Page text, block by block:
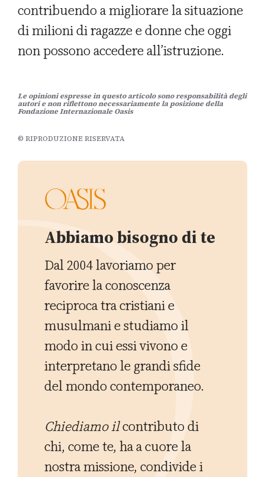
contribuendo a migliorare la situazione
di milioni di ragazze e donne che oggi
non possono accedere all’istruzione.
Le opinioni espresse in questo articolo sono responsabilità degli
autori e non riflettono necessariamente la posizione della
Fondazione Internazionale Oasis
© RIPRODUZIONE RISERVATA
Abbiamo bisogno di te
Dal 2004 lavoriamo per
favorire la conoscenza
reciproca tra cristiani e
musulmani e studiamo il
modo in cui essi vivono e
interpretano le grandi sfide
del mondo contemporaneo.
Chiediamo ilcontributo di
chi, come te, ha a cuore la
nostra missione, condivide i